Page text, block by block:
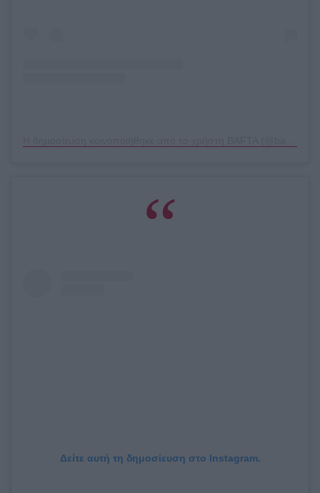
Δείτε αυτή τη δημοσίευση στο Instagram.